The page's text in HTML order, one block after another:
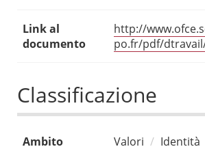
Link al
documento
http://
po.fr/pdf/
Classificazione
Ambito Valori Identità